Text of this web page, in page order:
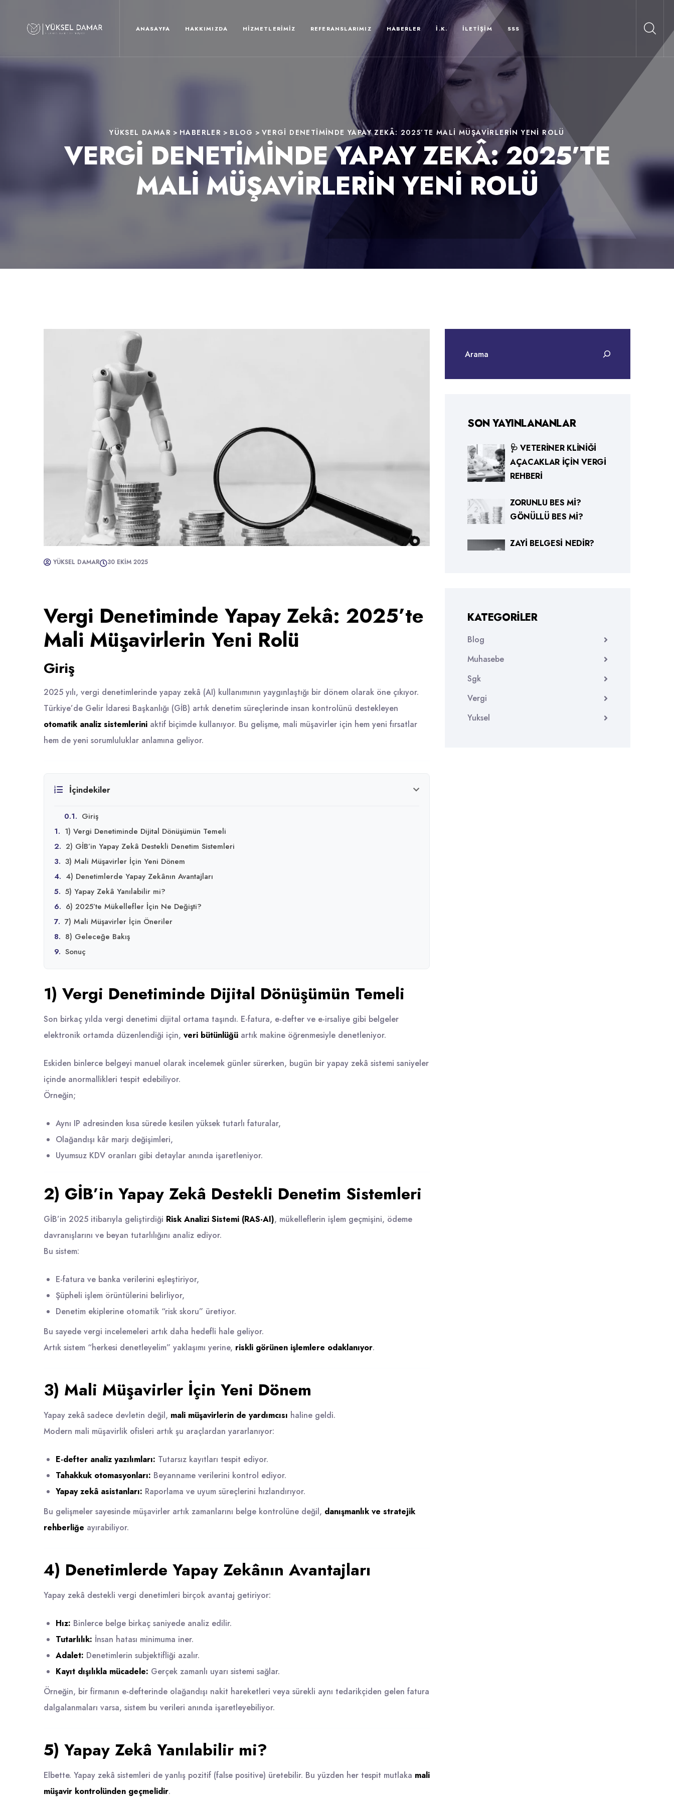
ANASAYFA HAKKIMIZDA HIZMETLERIMIZ REFERANSLARIMIZ HABERLER İ.K. İLETIŞIM SSS
YÜKSEL DAMAR > HABERLER > BLOG > VERGI DENETIMINDE YAPAY ZEKÂ: 2025’TE MALI MÜŞAVIRLERIN YENI ROLÜ
VERGI DENETIMINDE YAPAY ZEKÂ: 2025’TE
MALI MÜŞAVIRLERIN YENI ROLÜ
YÜKSEL DAMAR 30 EKIM 2025
Vergi Denetiminde Yapay Zekâ: 2025’te
Mali Müşavirlerin Yeni Rolü
Giriş
2025 yılı, vergi denetimlerinde yapay zekâ (AI) kullanımının yaygınlaştığı bir dönem olarak öne çıkıyor.
Türkiye’de Gelir İdaresi Başkanlığı (GİB) artık denetim süreçlerinde insan kontrolünü destekleyen
otomatik analiz sistemlerini aktif biçimde kullanıyor. Bu gelişme, mali müşavirler için hem yeni fırsatlar
hem de yeni sorumluluklar anlamına geliyor.
İçindekiler
0.1. Giriş
1. 1) Vergi Denetiminde Dijital Dönüşümün Temeli
2. 2) GİB’in Yapay Zekâ Destekli Denetim Sistemleri
3. 3) Mali Müşavirler İçin Yeni Dönem
4. 4) Denetimlerde Yapay Zekânın Avantajları
5. 5) Yapay Zekâ Yanılabilir mi?
6. 6) 2025’te Mükellefler İçin Ne Değişti?
7. 7) Mali Müşavirler İçin Öneriler
8. 8) Geleceğe Bakış
9. Sonuç
1) Vergi Denetiminde Dijital Dönüşümün Temeli
Son birkaç yılda vergi denetimi dijital ortama taşındı. E-fatura, e-defter ve e-irsaliye gibi belgeler
elektronik ortamda düzenlendiği için, veri bütünlüğü artık makine öğrenmesiyle denetleniyor.
Eskiden binlerce belgeyi manuel olarak incelemek günler sürerken, bugün bir yapay zekâ sistemi saniyeler
içinde anormallikleri tespit edebiliyor.
Örneğin;
Aynı IP adresinden kısa sürede kesilen yüksek tutarlı faturalar,
Olağandışı kâr marjı değişimleri,
Uyumsuz KDV oranları gibi detaylar anında işaretleniyor.
2) GİB’in Yapay Zekâ Destekli Denetim Sistemleri
GİB’in 2025 itibarıyla geliştirdiği Risk Analizi Sistemi (RAS-AI), mükelleflerin işlem geçmişini, ödeme
davranışlarını ve beyan tutarlılığını analiz ediyor.
Bu sistem:
E-fatura ve banka verilerini eşleştiriyor,
Şüpheli işlem örüntülerini belirliyor,
Denetim ekiplerine otomatik “risk skoru” üretiyor.
Bu sayede vergi incelemeleri artık daha hedefli hale geliyor.
Artık sistem “herkesi denetleyelim” yaklaşımı yerine, riskli görünen işlemlere odaklanıyor.
3) Mali Müşavirler İçin Yeni Dönem
Yapay zekâ sadece devletin değil, mali müşavirlerin de yardımcısı haline geldi.
Modern mali müşavirlik ofisleri artık şu araçlardan yararlanıyor:
E-defter analiz yazılımları: Tutarsız kayıtları tespit ediyor.
Tahakkuk otomasyonları: Beyanname verilerini kontrol ediyor.
Yapay zekâ asistanları: Raporlama ve uyum süreçlerini hızlandırıyor.
Bu gelişmeler sayesinde müşavirler artık zamanlarını belge kontrolüne değil, danışmanlık ve stratejik
rehberliğe ayırabiliyor.
4) Denetimlerde Yapay Zekânın Avantajları
Yapay zekâ destekli vergi denetimleri birçok avantaj getiriyor:
Hız: Binlerce belge birkaç saniyede analiz edilir.
Tutarlılık: İnsan hatası minimuma iner.
Adalet: Denetimlerin subjektifliği azalır.
Kayıt dışılıkla mücadele: Gerçek zamanlı uyarı sistemi sağlar.
Örneğin, bir firmanın e-defterinde olağandışı nakit hareketleri veya sürekli aynı tedarikçiden gelen fatura
dalgalanmaları varsa, sistem bu verileri anında işaretleyebiliyor.
5) Yapay Zekâ Yanılabilir mi?
Elbette. Yapay zekâ sistemleri de yanlış pozitif (false positive) üretebilir. Bu yüzden her tespit mutlaka mali
müşavir kontrolünden geçmelidir.
SON YAYINLANANLAR
🩺 VETERINER KLINIĞI
AÇACAKLAR İÇIN VERGI
REHBERI
ZORUNLU BES MI?
GÖNÜLLÜ BES MI?
ZAYI BELGESI NEDIR?
KATEGORILER
Blog
Muhasebe
Sgk
Vergi
Yuksel